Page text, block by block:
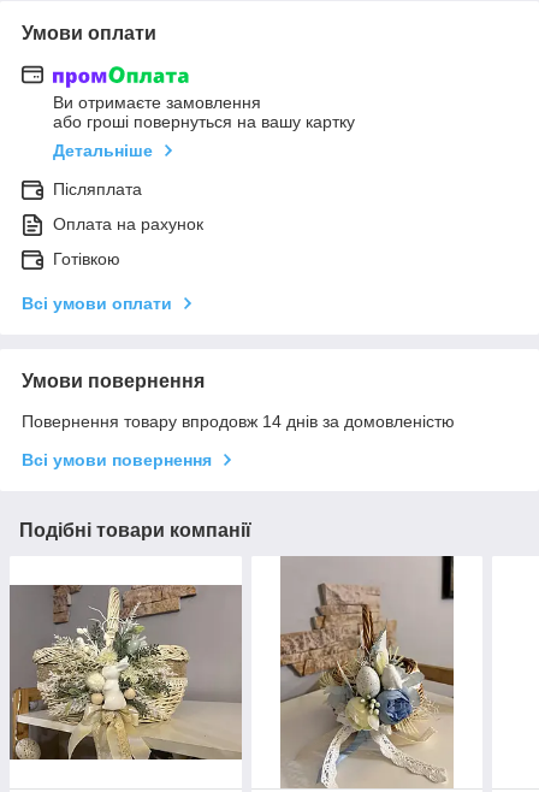
Умови оплати
Ви отримаєте замовлення
або гроші повернуться на вашу картку
Детальніше
Післяплата
Оплата на рахунок
Готівкою
Всі умови оплати
Умови повернення
Повернення товару впродовж 14 днів за домовленістю
Всі умови повернення
Подібні товари компанії